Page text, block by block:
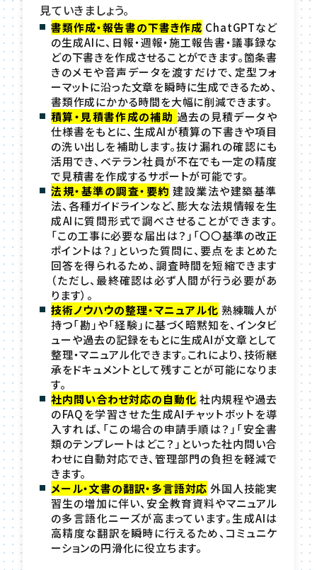
見ていきましょう。
書類作成・報告書の下書き作成 ChatGPTなど
の生成AIに、日報・週報・施工報告書・議事録な
どの下書きを作成させることができます。箇条書
きのメモや音声データを渡すだけで、定型フォ
ーマットに沿った文章を瞬時に生成できるため、
書類作成にかかる時間を大幅に削減できます。
積算・見積書作成の補助 過去の見積データや
仕様書をもとに、生成AIが積算の下書きや項目
の洗い出しを補助します。抜け漏れの確認にも
活用でき、ベテラン社員が不在でも一定の精度
で見積書を作成するサポートが可能です。
法規・基準の調査・要約 建設業法や建築基準
法、各種ガイドラインなど、膨大な法規情報を生
成AIに質問形式で調べさせることができます。
「この工事に必要な届出は？」「〇〇基準の改正
ポイントは？」といった質問に、要点をまとめた
回答を得られるため、調査時間を短縮できます
（ただし、最終確認は必ず人間が行う必要があ
ります）。
技術ノウハウの整理・マニュアル化 熟練職人が
持つ「勘」や「経験」に基づく暗黙知を、インタビ
ューや過去の記録をもとに生成AIが文章として
整理・マニュアル化できます。これにより、技術継
承をドキュメントとして残すことが可能になりま
す。
社内問い合わせ対応の自動化 社内規程や過去
のFAQを学習させた生成AIチャットボットを導
入すれば、「この場合の申請手順は？」「安全書
類のテンプレートはどこ？」といった社内問い合
わせに自動対応でき、管理部門の負担を軽減で
きます。
メール・文書の翻訳・多言語対応 外国人技能実
習生の増加に伴い、安全教育資料やマニュアル
の多言語化ニーズが高まっています。生成AIは
高精度な翻訳を瞬時に行えるため、コミュニケ
ーションの円滑化に役立ちます。